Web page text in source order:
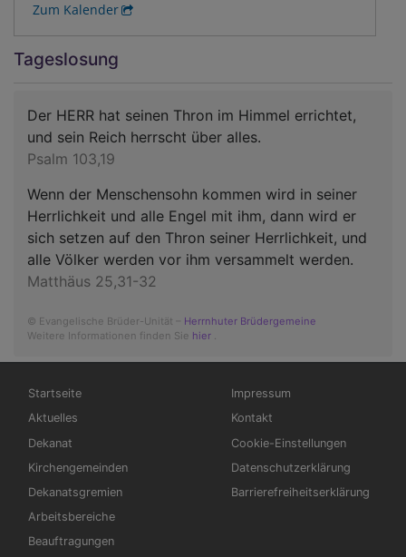
Zum Kalender
Tageslosung
Der HERR hat seinen Thron im Himmel errichtet,
und sein Reich herrscht über alles.
Psalm 103,19
Wenn der Menschensohn kommen wird in seiner
Herrlichkeit und alle Engel mit ihm, dann wird er
sich setzen auf den Thron seiner Herrlichkeit, und
alle Völker werden vor ihm versammelt werden.
Matthäus 25,31-32
© Evangelische Brüder-Unität – Herrnhuter Brüdergemeine
Weitere Informationen finden Sie hier .
Hauptnavigation
Startseite
Aktuelles
Dekanat
Kirchengemeinden
Dekanatsgremien
Arbeitsbereiche
Beauftragungen
Fußbereichsmenü
Impressum
Kontakt
Cookie-Einstellungen
Datenschutzerklärung
Barrierefreiheitserklärung